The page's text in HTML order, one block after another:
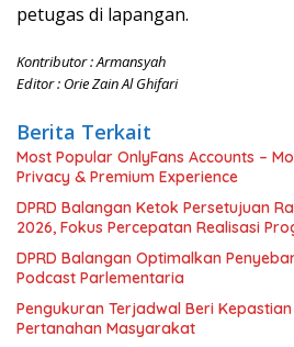
petugas di lapangan.
Kontributor : Armansyah
Editor : Orie Zain Al Ghifari
Berita Terkait
Most Popular OnlyFans Accounts –
Privacy & Premium Experience
DPRD Balangan Ketok Persetujuan
2026, Fokus Percepatan Realisasi
DPRD Balangan Optimalkan
Podcast Parlementaria
Pengukuran Terjadwal Beri
Pertanahan Masyarakat